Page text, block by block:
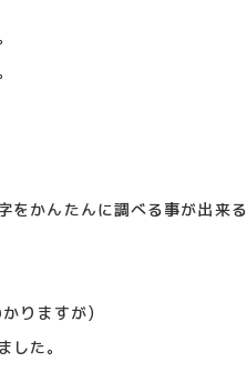
をかんたんに調べる事が出来る
りますが)
た。